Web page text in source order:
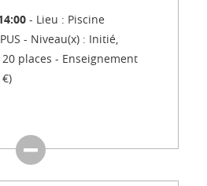
Lieu : Piscine
Niveau(x) : Initié,
20 places
Enseignement